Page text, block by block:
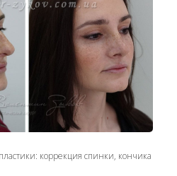
коррекция спинки, кончика